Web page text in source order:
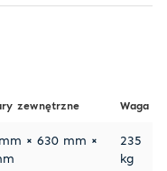
zewnętrzne Waga
× 630 mm ×
235
kg